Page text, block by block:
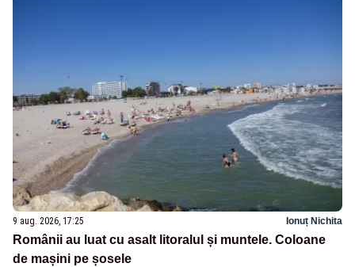
9 aug. 2026, 17:25 Ionuț Nichita
Românii au luat cu asalt litoralul și muntele. Coloane
de mașini pe șosele